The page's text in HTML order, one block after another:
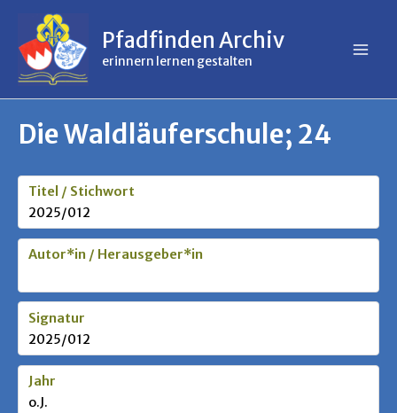
springen
springen
Pfadfinden Archiv
erinnern lernen gestalten
Die Waldläuferschule; 24
Titel / Stichwort
2025/012
Autor*in / Herausgeber*in
Signatur
2025/012
Jahr
o.J.